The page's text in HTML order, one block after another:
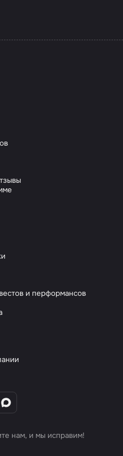
и перформансов
нам, и мы исправим!